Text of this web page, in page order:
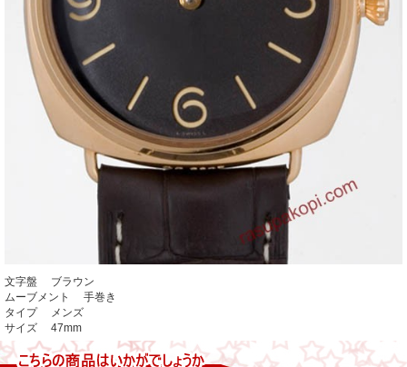
文字盤 ブラウン
ムーブメント 手巻き
タイプ メンズ
サイズ 47mm